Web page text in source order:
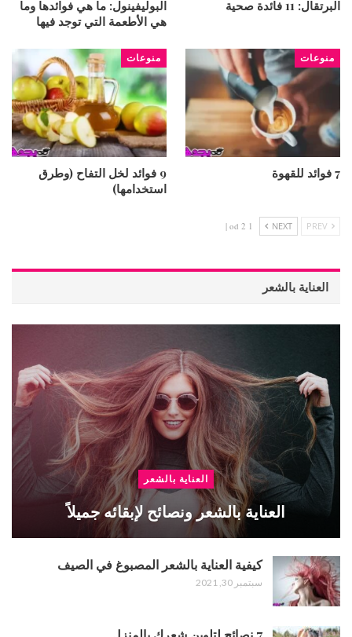
البرتقال: 11 فائدة صحية
البوليفينول: ما هي فوائدها وما
هي الأطعمة التي توجد فيها
منوعات
7 فوائد للقهوة
منوعات
9 فوائد لخل التفاح (وطرق
استخدامها)
NEXT
1 od 2 |
العناية بالشعر
العناية بالشعر
العناية بالشعر ونصائح لإبقائه جميلاً
كيفية العناية بالشعر المصبوغ في الصيف
سبتمبر 30, 2021